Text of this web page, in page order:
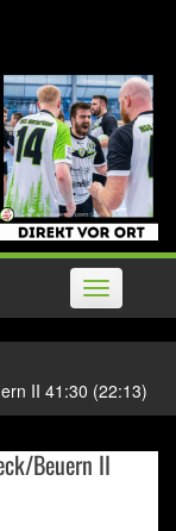
Toggle
navigation
II 41:30 (22:13)
Beuern II